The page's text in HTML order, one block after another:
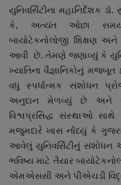
યુનિવર્સિટીના મહાનિર્દેશક
કે, અત્યંત ઓછા
બાયોટેકનોલોજી શિક્ષણ
આવી છે. તેમણે જણાવ્યું કે
ખ્યાતિના વૈજ્ઞાનિકોનું
વધુ સ્પર્ધાત્મક સંશોધન
અનુદાન મેળવ્યું છે અને
વિશ્વપ્રસિદ્ધ સંસ્થાઓ
મજુમદારે ખાસ નોંધ્યું કે
આવેલું યુનિવર્સિટીનું
ભવિષ્ય માટે તૈયાર
એમએસસી અને પીએચડી